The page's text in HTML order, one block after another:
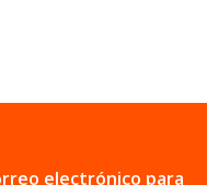
electrónico para